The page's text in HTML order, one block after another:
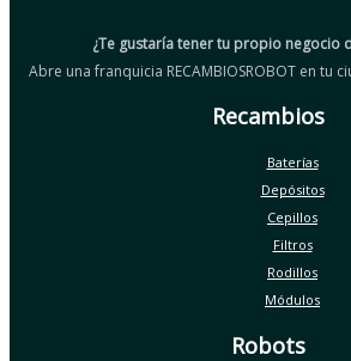
¿Te gustaría tener tu propio negocio
Abre una franquicia RECAMBIOSROBOT en tu
Recambios
Baterías
Depósitos
Cepillos
Filtros
Rodillos
Módulos
Robots